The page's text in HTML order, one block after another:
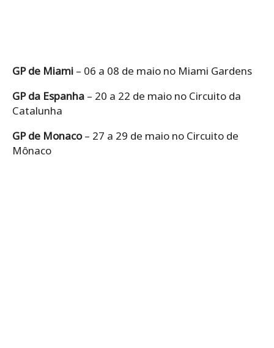
GP de Miami – 06 a 08 de maio no Miami Gardens
GP da Espanha – 20 a 22 de maio no Circuito da
Catalunha
GP de Monaco– 27 a 29 de maio no Circuito de
Mônaco